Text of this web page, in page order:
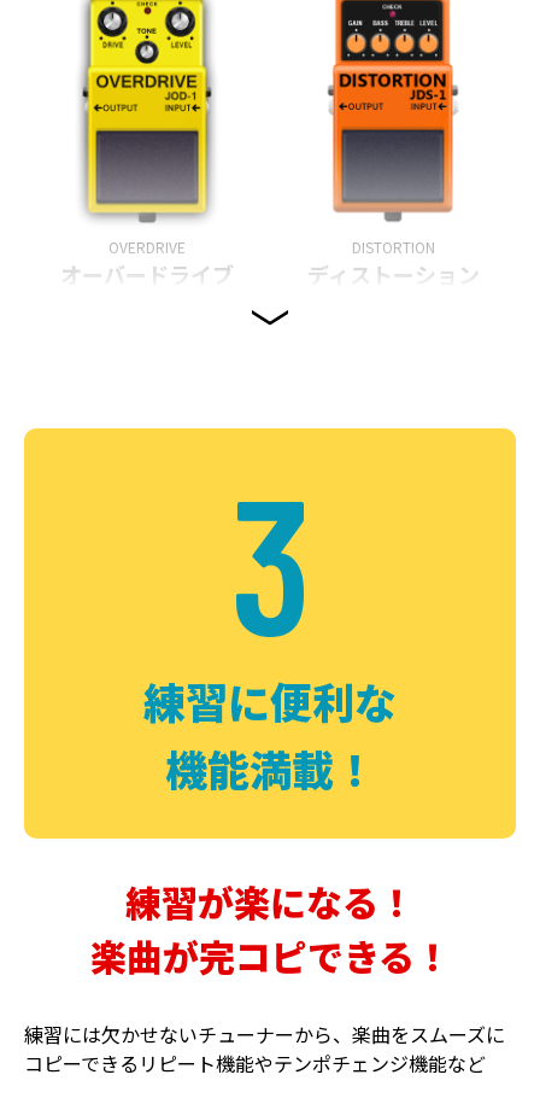
OVERDRIVE
オーバードライブ
DISTORTION
ディストーション
DELAY PHASER
3
練習に便利な
機能満載！
練習が楽になる！
楽曲が完コピできる！
練習には欠かせないチューナーから、楽曲をスムーズに
コピーできるリピート機能やテンポチェンジ機能など